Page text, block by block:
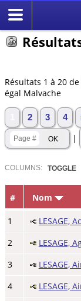
Résultats 1 à 20
égal Malvache
2 3 4
|
COLUMN S: TOGGLE
# Nom
1
LESAGE,
2
LESAGE,
3
LESAGE,
4
LESAGE,